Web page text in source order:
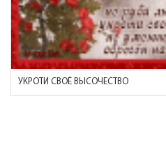
УКРОТИ СВОЁ ВЫСОЧЕСТВО